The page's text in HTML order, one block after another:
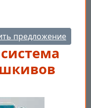
предложение